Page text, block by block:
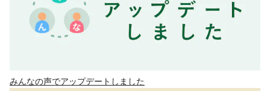
みんなの声でアップデートしました